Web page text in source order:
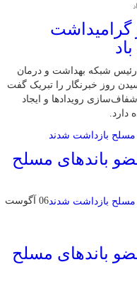
گرامیداشت
رئیس شبکه بهداشت و درمان
روز خبرنگار را تبریک گفت
رویدادها و ایجاد
دارد.
موساد و ۴ عضو باند‌های مسلح
06 آگوست
موساد و ۴ عضو باند‌های مسلح